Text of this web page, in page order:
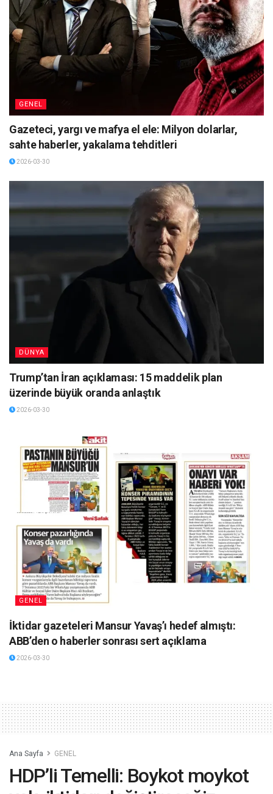
GENEL
Gazeteci, yargı ve mafya el ele: Milyon dolarlar,
sahte haberler, yakalama tehditleri
2026-03-30
DÜNYA
Trump’tan İran açıklaması: 15 maddelik plan
üzerinde büyük oranda anlaştık
2026-03-30
GENEL
İktidar gazeteleri Mansur Yavaş’ı hedef almıştı:
ABB’den o haberler sonrası sert açıklama
2026-03-30
Ana Sayfa GENEL
HDP’li Temelli: Boykot moykot